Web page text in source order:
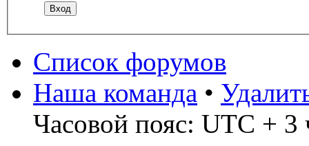
Список форумов
Наша команда •
Часовой пояс: UTC + 3